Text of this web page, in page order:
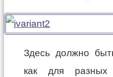
Здесь должно
как для